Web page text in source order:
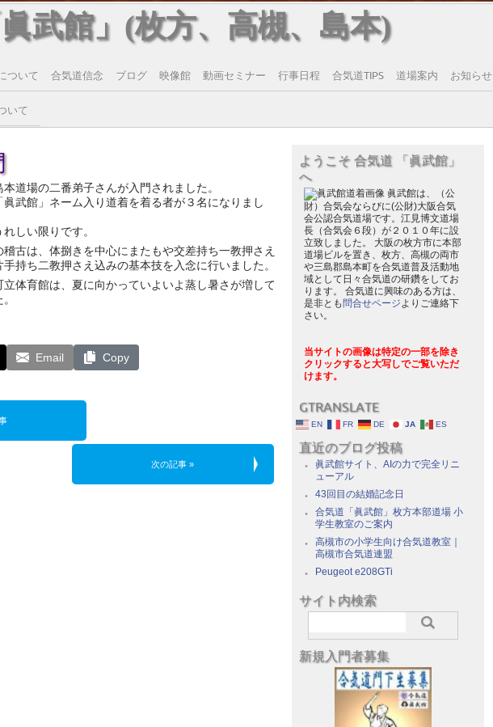
武館」(枚方、高槻、島本)
ついて 合気道信念 ブログ 映像館 動画セミナー 行事日程 合気道TIPS 道場案内 お知らせ
いて
本道場の二番弟子さんが入門されました。
眞武館」ネーム入り道着を着る者が３名になりまし
しい限りです。
稽古は、体捌きを中心にまたもや交差持ち一教押さえ
手持ち二教押さえ込みの基本技を入念に行いました。
立体育館は、夏に向かっていよいよ蒸し暑さが増して
Email Copy
次の記事 »
ようこそ 合気道 「眞武館」
へ
眞武館は、（公
財）合気会ならびに(公財)大阪合気
会公認合気道場です。江見博文道場
長（合気会６段）が２０１０年に設
立致しました。 大阪の枚方市に本部
道場ビルを置き、枚方、高槻の両市
や三島郡島本町を合気道普及活動地
域として日々合気道の研鑽をしてお
ります。 合気道に興味のある方は、
是非とも 問合せページよりご連絡下
さい。
当サイトの画像は特定の一部を除き
クリックすると大写しでご覧いただ
けます。
GTRANSLATE
EN FR DE JA ES
直近のブログ投稿
眞武館サイト、AIの力で完全リニ
ューアル
43回目の結婚記念日
合気道「眞武館」枚方本部道場 小
学生教室のご案内
高槻市の小学生向け合気道教室｜
高槻市合気道連盟
Peugeot e208GTi
サイト内検索
新規入門者募集